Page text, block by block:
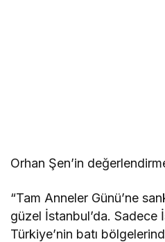
Orhan Şen’in
“Tam Anneler Günü’ne
güzel İstanbul’da. Sadece
Türkiye’nin batı